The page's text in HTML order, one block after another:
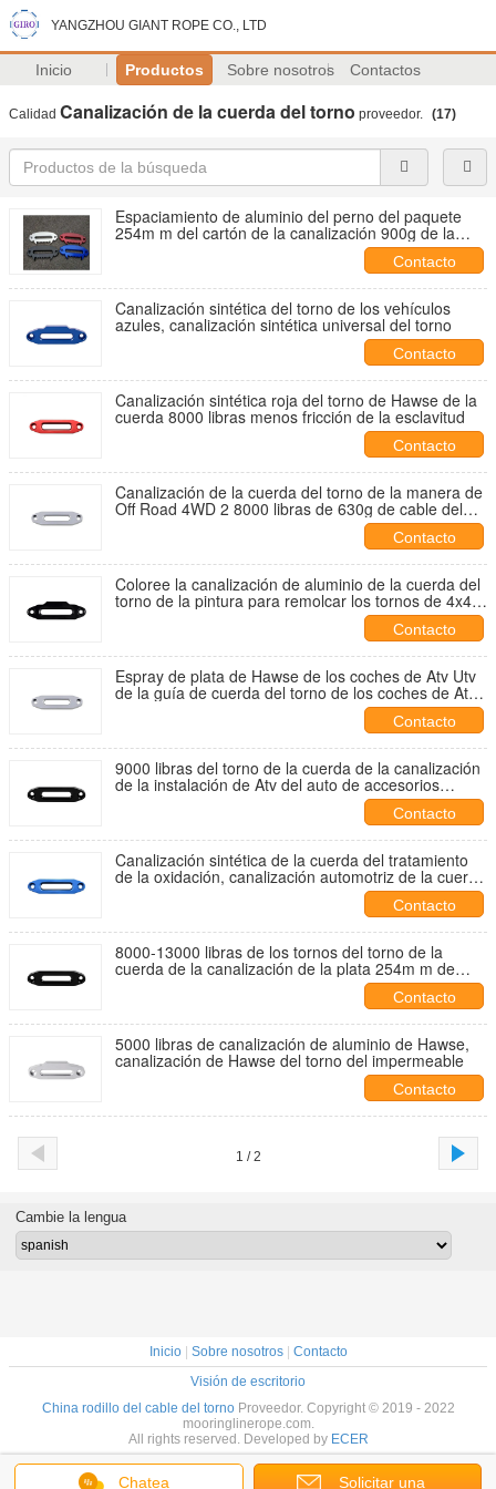
YANGZHOU GIANT ROPE CO., LTD
Inicio Productos Sobre nosotros Contactos
Calidad Canalización de la cuerda del torno proveedor. (17)
Espaciamiento de aluminio del perno del paquete
254m m del cartón de la canalización 900g de la
Contacto
Canalización sintética del torno de los vehículos
azules, canalización sintética universal del torno
Contacto
Canalización sintética roja del torno de Hawse de la
cuerda 8000 libras menos fricción de la esclavitud
Contacto
Canalización de la cuerda del torno de la manera de
Off Road 4WD 2 8000 libras de 630g de cable del
Contacto
Coloree la canalización de aluminio de la cuerda del
torno de la pintura para remolcar los tornos de 4x4
Contacto
Espray de plata de Hawse de los coches de Atv Utv
de la guía de cuerda del torno de los coches de Atv
Contacto
9000 libras del torno de la cuerda de la canalización
de la instalación de Atv del auto de accesorios
Contacto
Canalización sintética de la cuerda del tratamiento
de la oxidación, canalización automotriz de la cuerda
Contacto
8000-13000 libras de los tornos del torno de la
cuerda de la canalización de la plata 254m m de
Contacto
5000 libras de canalización de aluminio de Hawse,
canalización de Hawse del torno del impermeable
Contacto
1 / 2
Chatea Solicitar una
Cambie la lengua
Inicio| Sobre nosotros| Contacto
Visión de escritorio
China rodillo del cable del tornoProveedor. Copyright © 2019 - 2022
mooringlinerope.com.
All rights reserved. Developed by ECER